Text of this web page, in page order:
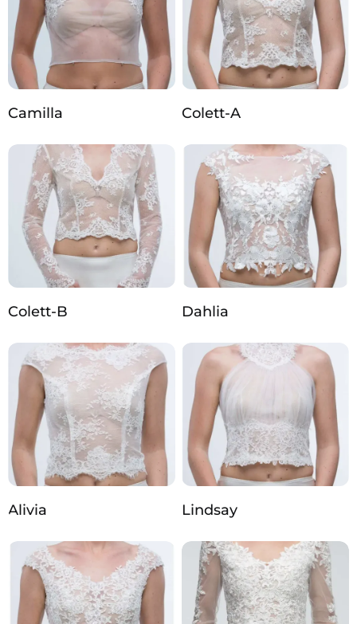
Camilla Colett-A
Colett-B Dahlia
Alivia Lindsay